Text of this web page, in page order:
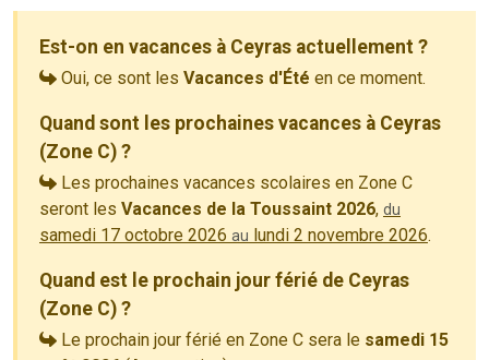
Est-on en vacances à Ceyras actuellement ?
Oui, ce sont les Vacances d'Été en ce moment.
Quand sont les prochaines vacances à Ceyras
(Zone C) ?
Les prochaines vacances scolaires en Zone C
seront les Vacances de la Toussaint 2026, du
samedi 17 octobre 2026 au lundi 2 novembre 2026.
Quand est le prochain jour férié de Ceyras
(Zone C) ?
Le prochain jour férié en Zone C sera le samedi 15